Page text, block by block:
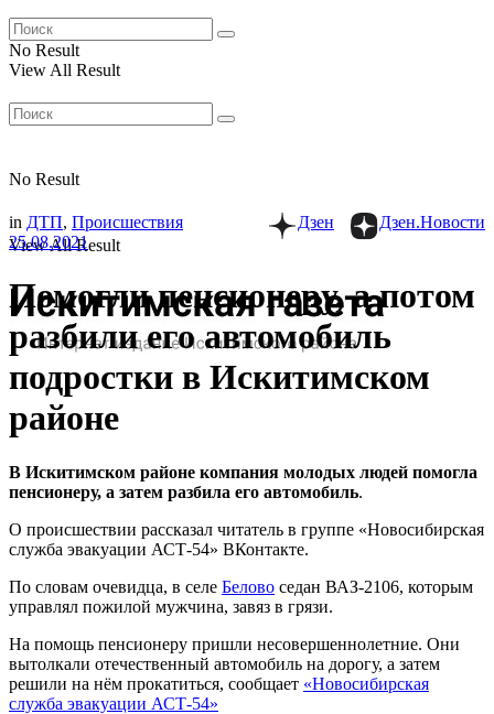
No Result
View All Result
No Result
View All Result
Дзен.Новости
Дзен
in ДТП, Происшествия
25.08.2021
Помогли пенсионеру, а потом
разбили его автомобиль
подростки в Искитимском
районе
В Искитимском районе компания молодых людей помогла
пенсионеру, а затем разбила его автомобиль.
О происшествии рассказал читатель в группе «Новосибирская
служба эвакуации АСТ-54» ВКонтакте.
По словам очевидца, в селе Белово седан ВАЗ-2106, которым
управлял пожилой мужчина, завяз в грязи.
На помощь пенсионеру пришли несовершеннолетние. Они
вытолкали отечественный автомобиль на дорогу, а затем
решили на нём прокатиться, сообщает «Новосибирская
служба эвакуации АСТ-54»